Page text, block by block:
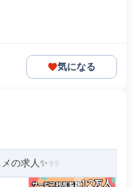
気になる
の求人✨